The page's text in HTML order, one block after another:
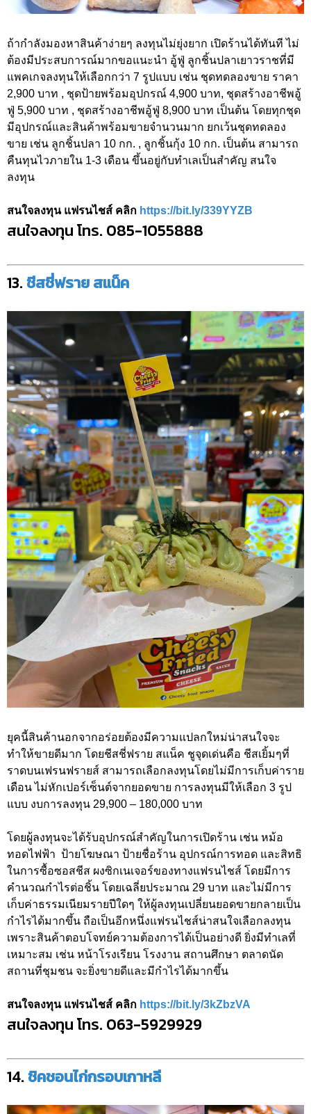
ถ้ากำลังมองหาสินค้าง่ายๆ ลงทุนไม่ยุ่งยาก เปิดร้านได้ทันที ไม่
ต้องมีประสบการณ์มากขอแนะนำ อู้ฟู่ ลูกชิ้นปลาเยาวราชที่มี
แพคเกจลงทุนให้เลือกกว่า 7 รูปแบบ เช่น ชุดทดลองขาย ราคา
2,900 บาท , ชุดป้ายพร้อมอุปกรณ์ 4,900 บาท, ชุดสร้างอาชีพอู้
ฟู่ 5,900 บาท , ชุดสร้างอาชีพอู้ฟู่ 8,900 บาท เป็นต้น โดยทุกชุด
มีอุปกรณ์และสินค้าพร้อมขายจำนวนมาก ยกเว้นชุดทดลอง
ขาย เช่น ลูกชิ้นปลา 10 กก. , ลูกชิ้นกุ้ง 10 กก. เป็นต้น สามารถ
คืนทุนไวภายใน 1-3 เดือน ขึ้นอยู่กับทำเลเป็นสำคัญ สนใจ
ลงทุน
สนใจลงทุน แฟรนไชส์ คลิก https://bit.ly/339YYZB
สนใจลงทุน โทร. 085-1055888
13.ชีสชี่ฟราย สแน็ค
ยุคนี้สินค้านอกจากอร่อยต้องมีความแปลกใหม่น่าสนใจจะ
ทำให้ขายดีมาก โดยชีสชี่ฟราย สแน็ค ชูจุดเด่นคือ ชีสเยิ้มๆที่
ราดบนเฟรนฟรายส์ สามารถเลือกลงทุนโดยไม่มีการเก็บค่าราย
เดือน ไม่หักเปอร์เซ็นต์จากยอดขาย การลงทุนมีให้เลือก 3 รูป
แบบ งบการลงทุน 29,900 – 180,000 บาท
โดยผู้ลงทุนจะได้ร้บอุปกรณ์สำคัญในการเปิดร้าน เช่น หม้อ
ทอดไฟฟ้า ป้ายโฆษณา ป้ายชื่อร้าน อุปกรณ์การทอด และสิทธิ
ในการซื้อซอสชีส ผงซิกเนเจอร์ของทางแฟรนไชส์ โดยมีการ
คำนวณกำไรต่อชิ้น โดยเฉลี่ยประมาณ 29 บาท และไม่มีการ
เก็บค่าธรรมเนียมรายปีใดๆ ให้ผู้ลงทุนเปลี่ยนยอดขายกลายเป็น
กำไรได้มากขึ้น ถือเป็นอีกหนึ่งแฟรนไชส์น่าสนใจเลือกลงทุน
เพราะสินค้าตอบโจทย์ความต้องการได้เป็นอย่างดี ยิ่งมีทำเลที่
เหมาะสม เช่น หน้าโรงเรียน โรงงาน สถานศึกษา ตลาดนัด
สถานที่ชุมชน จะยิ่งขายดีและมีกำไรได้มากขึ้น
สนใจลงทุน แฟรนไชส์ คลิก https://bit.ly/3kZbzVA
สนใจลงทุน โทร. 063-5929929
14.ชิคชอนไก่กรอบเกาหลี